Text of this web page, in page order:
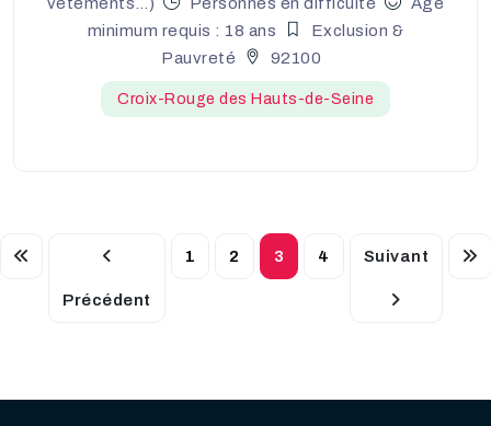
minimum requis : 18 ans
Exclusion &
Pauvreté
92100
Croix-Rouge des Hauts-de-Seine
Précédent
1 2 3 4 Suivant